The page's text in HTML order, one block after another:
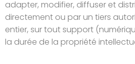
adapter, modifier, diffuser et
directement ou par un tiers
entier, sur tout support
la durée de la propriété